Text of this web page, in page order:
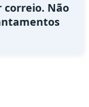
correio. Não